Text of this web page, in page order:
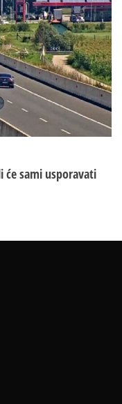
će sami usporavati